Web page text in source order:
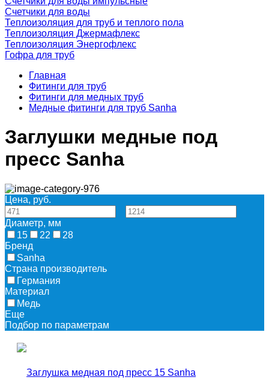
Счетчики для воды
Теплоизоляция для труб и теплого пола
Теплоизоляция Джермафлекс
Теплоизоляция Энергофлекс
Гофра для труб
Главная
Фитинги для труб
Фитинги для медных труб
Медные фитинги для труб Sanha
Заглушки медные под
пресс Sanha
Цена, руб.
Диаметр, мм
15
22
28
Бренд
Sanha
Страна производитель
Германия
Материал
Медь
Еще
Подбор по параметрам